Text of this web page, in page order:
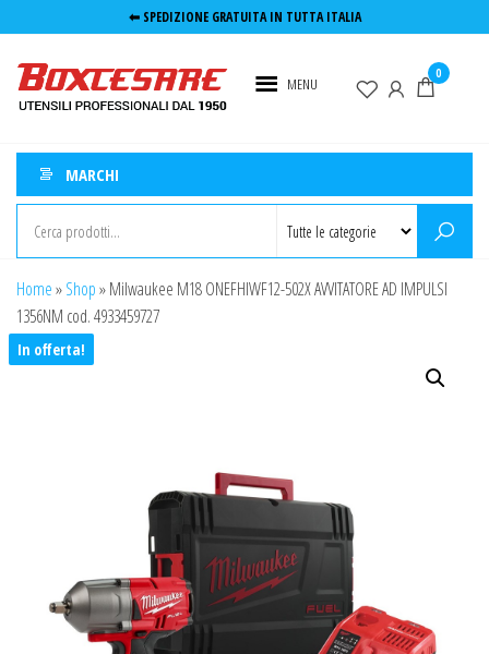
e
⬅︎ SPEDIZIONE GRATUITA IN TUTTA ITALIA
Boxcesare.it
Utensileria
elettroutensiliMENU
0
MARCHI
Home»Shop»Milwaukee M18 ONEFHIWF12-502X AVVITATORE AD IMPULSI
1356NM cod. 4933459727
In offerta!